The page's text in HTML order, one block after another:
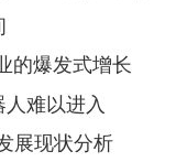
的爆发式增长
难以进入
展现状分析